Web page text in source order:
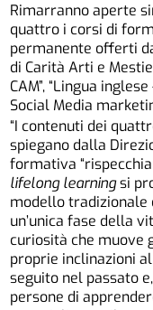
Rimarranno aperte
quattro i corsi di
permanente offerti
di Carità Arti e
CAM”, “Lingua
Social Media
“I contenuti dei
spiegano dalla
formativa
lifelong learningsi
modello
un’unica fase della
curiosità che muove
proprie inclinazioni
seguito nel passato
persone di